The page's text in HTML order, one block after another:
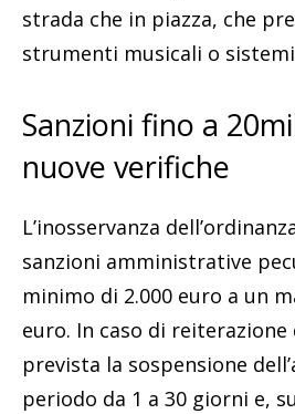
strada che in piazza, che
strumenti musicali o
Sanzioni fino a
nuove verifiche
L’inosservanza
sanzioni amministrative
minimo di 2.000 euro a un
euro. In caso di reiterazione
prevista la sospensione
periodo da 1 a 30 giorni e,